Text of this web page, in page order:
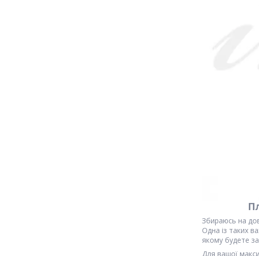
Збираюсь на
Одна із таких
якому будете
Для вашої